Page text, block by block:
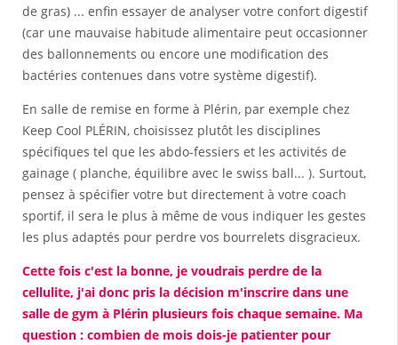
de gras) ... enfin essayer de analyser votre confort digestif
(car une mauvaise habitude alimentaire peut occasionner
des ballonnements ou encore une modification des
bactéries contenues dans votre système digestif).
En salle de remise en forme à Plérin, par exemple chez
Keep Cool PLÉRIN, choisissez plutôt les disciplines
spécifiques tel que les abdo-fessiers et les activités de
gainage ( planche, équilibre avec le swiss ball... ). Surtout,
pensez à spécifier votre but directement à votre coach
sportif, il sera le plus à même de vous indiquer les gestes
les plus adaptés pour perdre vos bourrelets disgracieux.
Cette fois c'est la bonne, je voudrais perdre de la
cellulite, j'ai donc pris la décision m'inscrire dans une
salle de gym à Plérin plusieurs fois chaque semaine. Ma
question : combien de mois dois-je patienter pour